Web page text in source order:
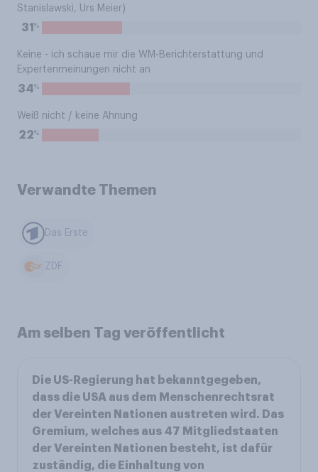
Stanislawski, Urs Meier)
31 %
Keine - ich schaue mir die WM-Berichterstattung und
Expertenmeinungen nicht an
34%
Weiß nicht / keine Ahnung
22%
Verwandte Themen
Das Erste
ZDF
Am selben Tag veröffentlicht
Die US-Regierung hat bekanntgegeben,
dass die USA aus dem Menschenrechtsrat
der Vereinten Nationen austreten wird. Das
Gremium, welches aus 47 Mitgliedstaaten
der Vereinten Nationen besteht, ist dafür
zuständig, die Einhaltung von